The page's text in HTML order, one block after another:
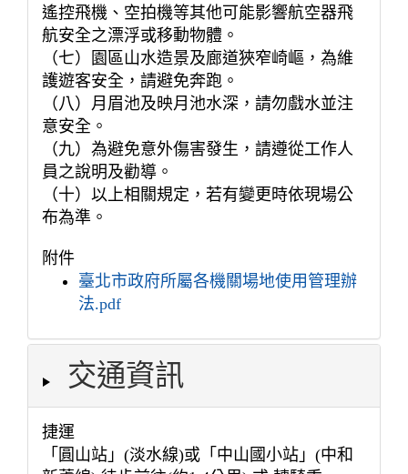
遙控飛機、空拍機等其他可能影響航空器飛
航安全之漂浮或移動物體。
（七）園區山水造景及廊道狹窄崎嶇，為維
護遊客安全，請避免奔跑。
（八）月眉池及映月池水深，請勿戲水並注
意安全。
（九）為避免意外傷害發生，請遵從工作人
員之說明及勸導。
（十）以上相關規定，若有變更時依現場公
布為準。
附件
臺北市政府所屬各機關場地使用管理辦
法.pdf
交通資訊
捷運
「圓山站」(淡水線)或「中山國小站」(中和